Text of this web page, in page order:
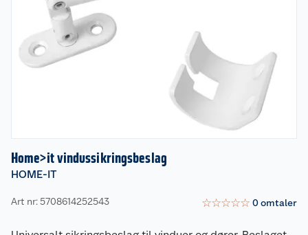
Home>it vindussikringsbeslag
HOME-IT
Art nr: 5708614252543 ☆☆☆☆☆ 0omtaler